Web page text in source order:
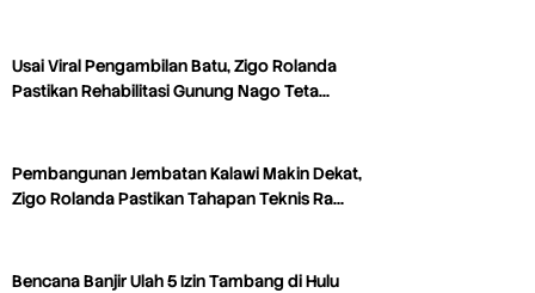
Usai Viral Pengambilan Batu, Zigo Rolanda
Pastikan Rehabilitasi Gunung Nago Teta…
Pembangunan Jembatan Kalawi Makin Dekat,
Zigo Rolanda Pastikan Tahapan Teknis Ra…
Bencana Banjir Ulah 5 Izin Tambang di Hulu